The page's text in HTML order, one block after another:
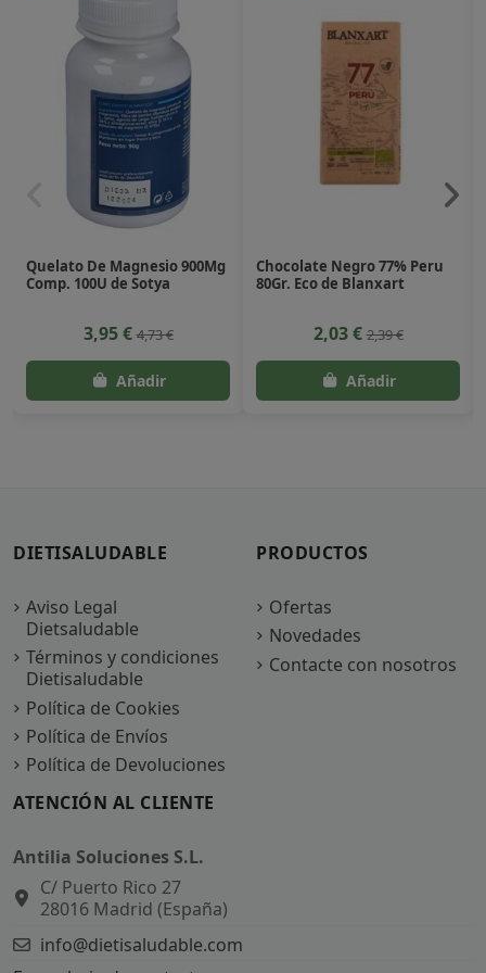
Quelato De Magnesio 900Mg
Comp. 100U de Sotya
3,95 €4,73 €
Chocolate Negro 77% Peru
80Gr. Eco de Blanxart
2,03 €2,39 €
DIETISALUDABLE
Aviso Legal
Dietsaludable
Términos y condiciones
Dietisaludable
Política de Cookies
Política de Envíos
Política de Devoluciones
PRODUCTOS
Ofertas
Novedades
Contacte con nosotros
ATENCIÓN AL CLIENTE
Antilia Soluciones S.L.
C/ Puerto Rico 27
28016 Madrid (España)
info@dietisaludable.com